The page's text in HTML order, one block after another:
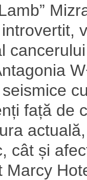
față de
cât și
Marcy